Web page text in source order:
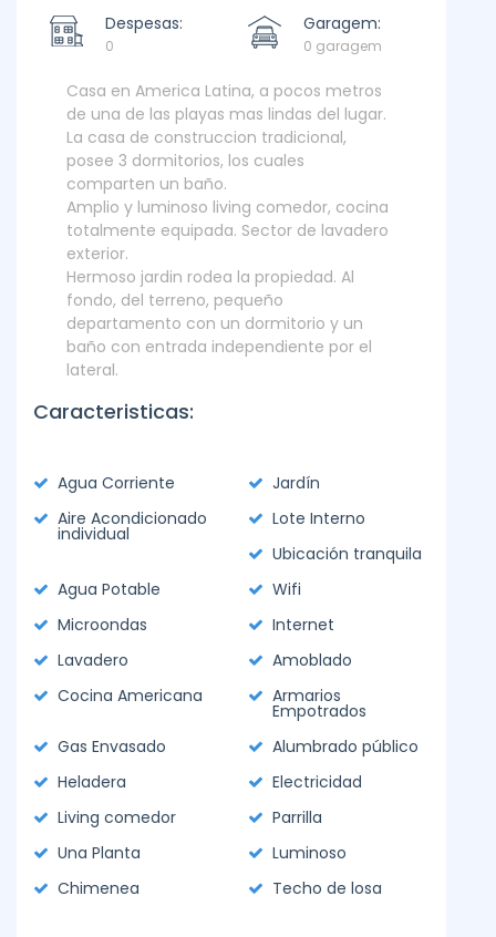
Despesas:
0
Garagem:
0 garagem
Casa en America Latina, a pocos metros
de una de las playas mas lindas del lugar.
La casa de construccion tradicional,
posee 3 dormitorios, los cuales
comparten un baño.
Amplio y luminoso living comedor, cocina
totalmente equipada. Sector de lavadero
exterior.
Hermoso jardin rodea la propiedad. Al
fondo, del terreno, pequeño
departamento con un dormitorio y un
baño con entrada independiente por el
lateral.
Caracteristicas:
Agua Corriente
Jardín
Aire Acondicionado
individual
Lote Interno
Ubicación tranquila
Agua Potable
Wifi
Microondas
Internet
Lavadero
Amoblado
Cocina Americana
Armarios
Empotrados
Gas Envasado
Alumbrado público
Heladera
Electricidad
Living comedor
Parrilla
Una Planta
Luminoso
Chimenea
Techo de losa